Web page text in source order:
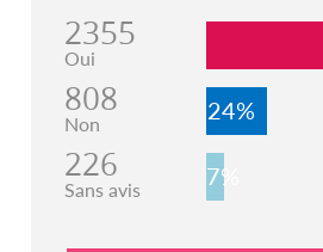
2355
Oui
808
Non 24%
226
Sans avis 7%